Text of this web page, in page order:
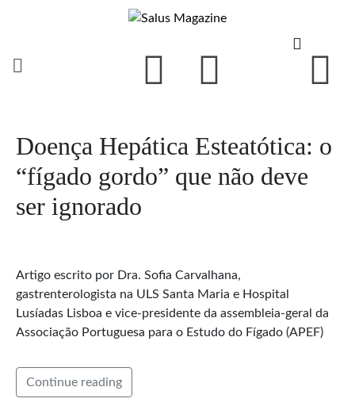
Doença Hepática Esteatótica: o
“fígado gordo” que não deve
ser ignorado
Artigo escrito por Dra. Sofia Carvalhana,
gastrenterologista na ULS Santa Maria e Hospital
Lusíadas Lisboa e vice-presidente da assembleia-geral da
Associação Portuguesa para o Estudo do Fígado (APEF)
Continue reading